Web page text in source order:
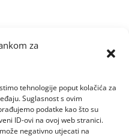
za
tehnologije poput kolačića za
Suglasnost s ovim
podatke kao što su
ID-ovi na ovoj web stranici.
negativno utjecati na